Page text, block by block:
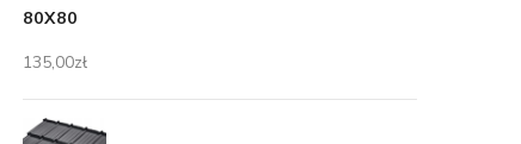
80X80
135,00zł